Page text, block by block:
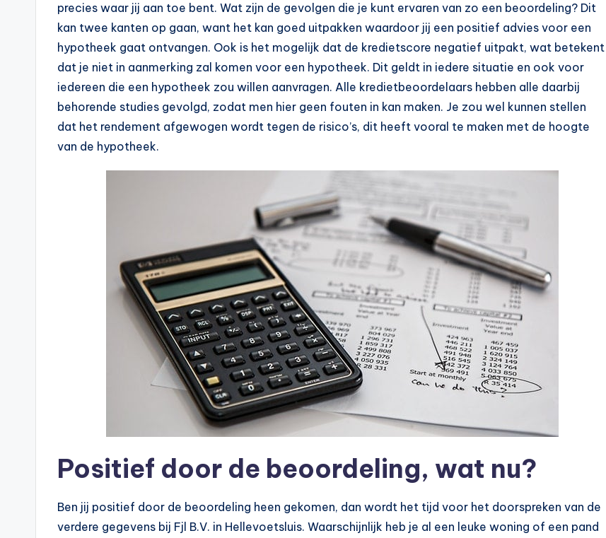
precies waar jij aan toe bent. Wat zijn de gevolgen die je kunt ervaren van zo een beoordeling? Dit
kan twee kanten op gaan, want het kan goed uitpakken waardoor jij een positief advies voor een
hypotheek gaat ontvangen. Ook is het mogelijk dat de kredietscore negatief uitpakt, wat betekent
dat je niet in aanmerking zal komen voor een hypotheek. Dit geldt in iedere situatie en ook voor
iedereen die een hypotheek zou willen aanvragen. Alle kredietbeoordelaars hebben alle daarbij
behorende studies gevolgd, zodat men hier geen fouten in kan maken. Je zou wel kunnen stellen
dat het rendement afgewogen wordt tegen de risico’s, dit heeft vooral te maken met de hoogte
van de hypotheek.
Positief door de beoordeling, wat nu?
Ben jij positief door de beoordeling heen gekomen, dan wordt het tijd voor het doorspreken van de
verdere gegevens bij Fjl B.V. in Hellevoetsluis. Waarschijnlijk heb je al een leuke woning of een pand